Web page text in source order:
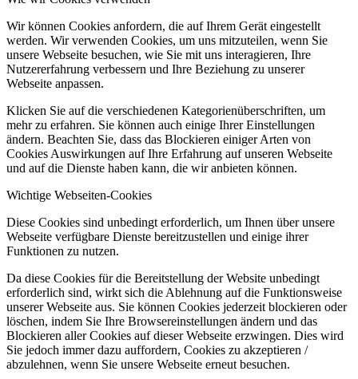
Wir können Cookies anfordern, die auf Ihrem Gerät eingestellt
werden. Wir verwenden Cookies, um uns mitzuteilen, wenn Sie
unsere Webseite besuchen, wie Sie mit uns interagieren, Ihre
Nutzererfahrung verbessern und Ihre Beziehung zu unserer
Webseite anpassen.
Klicken Sie auf die verschiedenen Kategorienüberschriften, um
mehr zu erfahren. Sie können auch einige Ihrer Einstellungen
ändern. Beachten Sie, dass das Blockieren einiger Arten von
Cookies Auswirkungen auf Ihre Erfahrung auf unseren Webseite
und auf die Dienste haben kann, die wir anbieten können.
Wichtige Webseiten-Cookies
Diese Cookies sind unbedingt erforderlich, um Ihnen über unsere
Webseite verfügbare Dienste bereitzustellen und einige ihrer
Funktionen zu nutzen.
Da diese Cookies für die Bereitstellung der Website unbedingt
erforderlich sind, wirkt sich die Ablehnung auf die Funktionsweise
unserer Webseite aus. Sie können Cookies jederzeit blockieren oder
löschen, indem Sie Ihre Browsereinstellungen ändern und das
Blockieren aller Cookies auf dieser Webseite erzwingen. Dies wird
Sie jedoch immer dazu auffordern, Cookies zu akzeptieren /
abzulehnen, wenn Sie unsere Webseite erneut besuchen.